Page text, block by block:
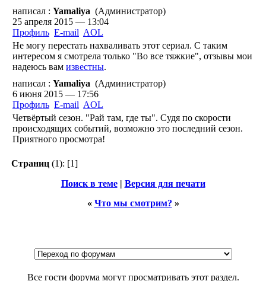
написал : Yamaliya (Администратор)
25 апреля 2015 — 13:04
Профиль E-mail AOL
Не могу перестать нахваливать этот сериал. С таким
интересом я смотрела только "Во все тяжкие", отзывы мои
надеюсь вам известны.
написал : Yamaliya (Администратор)
6 июня 2015 — 17:56
Профиль E-mail AOL
Четвёртый сезон. "Рай там, где ты". Судя по скорости
происходящих событий, возможно это последний сезон.
Приятного просмотра!
Страниц (1): [1]
Поиск в теме| Версия для печати
« Что мы смотрим? »
Все гости форума могут просматривать этот раздел.